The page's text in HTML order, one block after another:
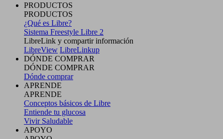
PRODUCTOS
PRODUCTOS
¿Qué es Libre?
Sistema Freestyle Libre 2
LibreLink y compartir información
LibreView LibreLinkup
DÓNDE COMPRAR
DÓNDE COMPRAR
Dónde comprar
APRENDE
APRENDE
Conceptos básicos de Libre
Entiende tu glucosa
Vivir Saludable
APOYO